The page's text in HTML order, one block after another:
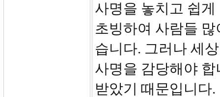
사명을 놓치고 쉽
초빙하여 사람들
습니다. 그러나 세
사명을 감당해야
받았기 때문입니다